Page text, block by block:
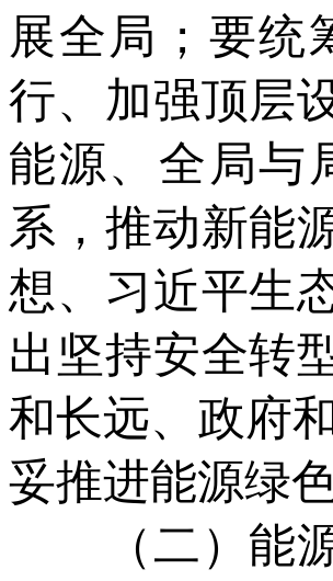
展全局；要统
行、加强顶层
能源、全局与
系，推动新能
想、习近平生
出坚持安全转
和长远、政府
妥推进能源绿
（二）能源